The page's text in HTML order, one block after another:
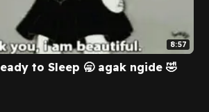
8:57
to Sleep 🥱 agak ngide 🤣